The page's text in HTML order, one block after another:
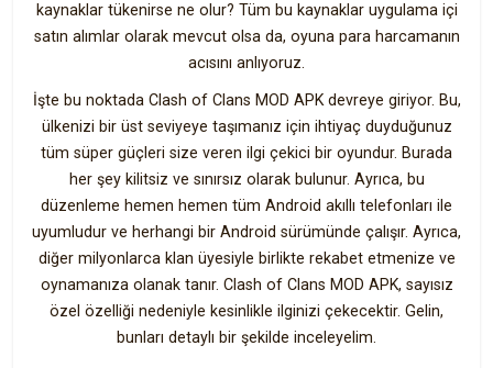
kaynaklar tükenirse ne olur? Tüm bu kaynaklar uygulama içi
satın alımlar olarak mevcut olsa da, oyuna para harcamanın
acısını anlıyoruz.
İşte bu noktada Clash of Clans MOD APK devreye giriyor. Bu,
ülkenizi bir üst seviyeye taşımanız için ihtiyaç duyduğunuz
tüm süper güçleri size veren ilgi çekici bir oyundur. Burada
her şey kilitsiz ve sınırsız olarak bulunur. Ayrıca, bu
düzenleme hemen hemen tüm Android akıllı telefonları ile
uyumludur ve herhangi bir Android sürümünde çalışır. Ayrıca,
diğer milyonlarca klan üyesiyle birlikte rekabet etmenize ve
oynamanıza olanak tanır. Clash of Clans MOD APK, sayısız
özel özelliği nedeniyle kesinlikle ilginizi çekecektir. Gelin,
bunları detaylı bir şekilde inceleyelim.